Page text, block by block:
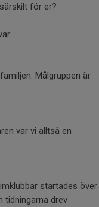
för er?
Målgruppen är
var vi alltså en
startades över
tidningarna drev